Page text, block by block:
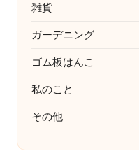
雑貨
ガーデニング
ゴム板はんこ
私のこと
その他